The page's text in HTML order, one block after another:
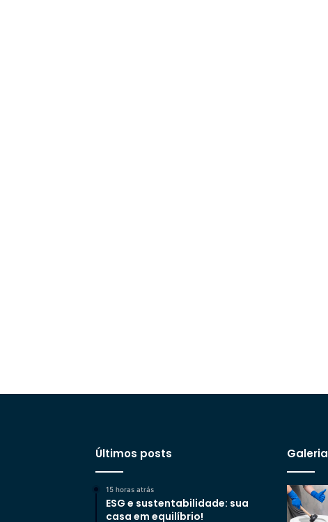
Últimos posts
15 horas atrás
ESG e sustentabilidade: sua
casa em equilíbrio!
Galeria